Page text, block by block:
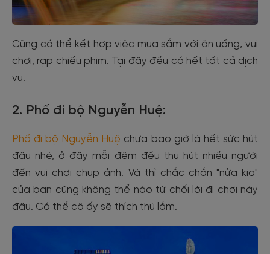
Cũng có thể kết hợp việc mua sắm với ăn uống, vui
chơi, rạp chiếu phim. Tại đây đều có hết tất cả dịch
vụ.
2. Phố đi bộ Nguyễn Huệ:
Phố đi bộ Nguyễn Huệ chưa bao giờ là hết sức hút
đâu nhé, ở đây mỗi đêm đều thu hút nhiều người
đến vui chơi chụp ảnh. Và thì chắc chắn "nửa kia"
của bạn cũng không thể nào từ chối lời đi chơi này
đâu. Có thể cô ấy sẽ thích thú lắm.